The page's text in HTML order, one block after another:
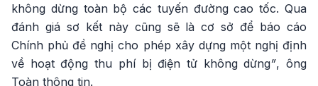
không dừng toàn bộ các tuyến đường cao tốc. Qua
đánh giá sơ kết này cũng sẽ là cơ sở để báo cáo
Chính phủ đề nghị cho phép xây dựng một nghị định
về hoạt động thu phí bị điện tử không dừng”, ông
Toàn thông tin.